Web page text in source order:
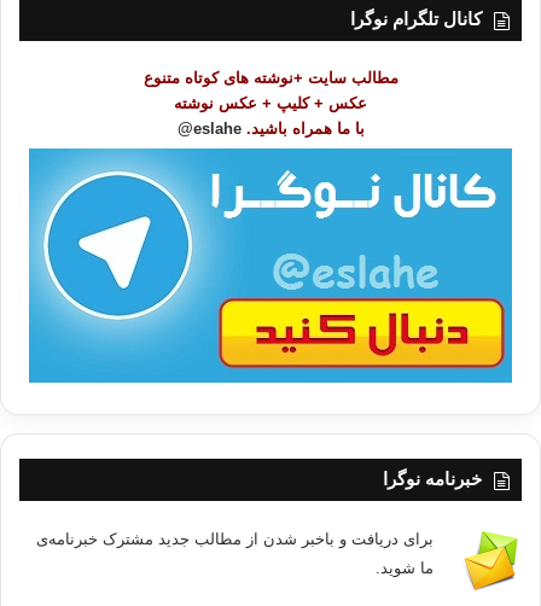
کانال تلگرام نوگرا
مطالب سایت +نوشته های کوتاه متنوع
عکس + کلیپ + عکس نوشته
با ما همراه باشید. eslahe@
خبرنامه نوگرا
برای دریافت و باخبر شدن از مطالب جدید مشترک خبرنامه‌ی
ما شوید.